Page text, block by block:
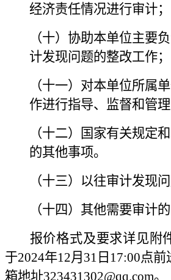
经济责任情况进行审计；
（十）协助本单位主要
计发现问题的整改工作；
（十一）对本单位所属
作进行指导、监督和管理
（十二）国家有关规定
的其他事项。
（十三）以往审计发现
（十四）其他需要审计的
报价格式及要求详见附
于2024年12月 31 日17:00点前
箱地址323431302@qq.com。